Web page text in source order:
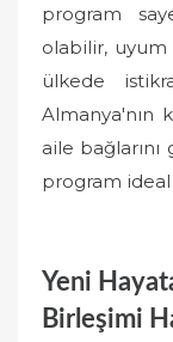
program
olabilir, uyum
ülkede
Almanya'nın
aile
program
Yeni
Birleşimi